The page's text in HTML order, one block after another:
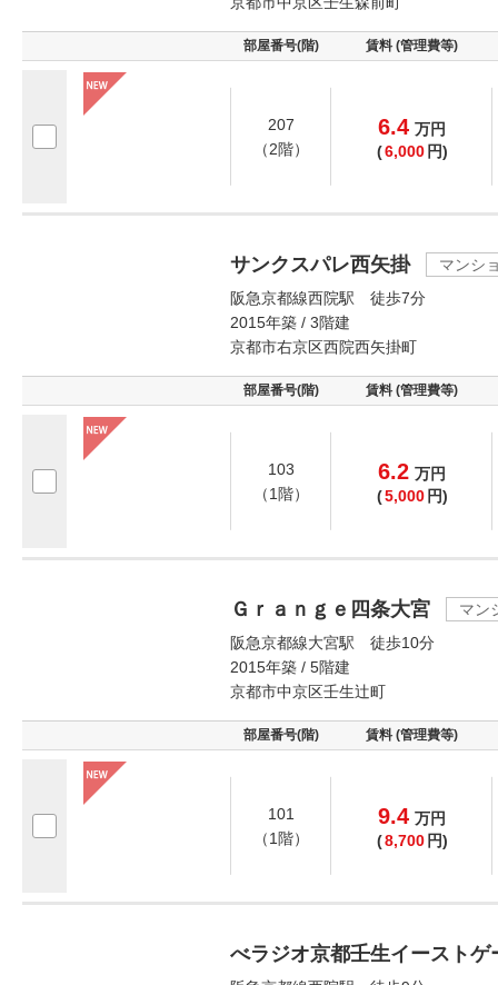
部屋番号(階) 賃料 (管理費等)
207
（2階）
6.4 万円
(6,000 円)
サンクスパレ西矢掛
マンシ
阪急京都線西院駅 徒歩7分
2015年築 / 3階建
京都市右京区西院西矢掛町
部屋番号(階) 賃料 (管理費等)
103
（1階）
6.2 万円
(5,000 円)
Ｇｒａｎｇｅ四条大宮
マン
阪急京都線大宮駅 徒歩10分
2015年築 / 5階建
京都市中京区壬生辻町
部屋番号(階) 賃料 (管理費等)
101
（1階）
9.4 万円
(8,700 円)
べラジオ京都壬生イーストゲ